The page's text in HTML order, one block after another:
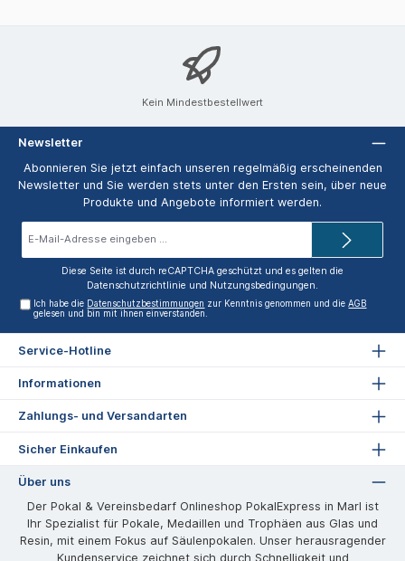
Kein Mindestbestellwert
Newsletter
Abonnieren Sie jetzt einfach unseren regelmäßig erscheinenden
Newsletter und Sie werden stets unter den Ersten sein, über neue
Produkte und Angebote informiert werden.
Diese Seite ist durch reCAPTCHA geschützt und es gelten die
Datenschutzrichtlinie und Nutzungsbedingungen.
Ich habe die Datenschutzbestimmungen zur Kenntnis genommen und dieAGB
gelesen und bin mit ihnen einverstanden.
Service-Hotline
Informationen
Zahlungs- und Versandarten
Sicher Einkaufen
Über uns
Der Pokal & Vereinsbedarf Onlineshop PokalExpress in Marl ist
Ihr Spezialist für Pokale, Medaillen und Trophäen aus Glas und
Resin, mit einem Fokus auf Säulenpokalen. Unser herausragender
Kundenservice zeichnet sich durch Schnelligkeit und